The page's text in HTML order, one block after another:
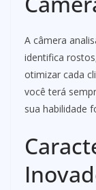
A câmera
identifica
otimizar cada
você terá
sua habilidade